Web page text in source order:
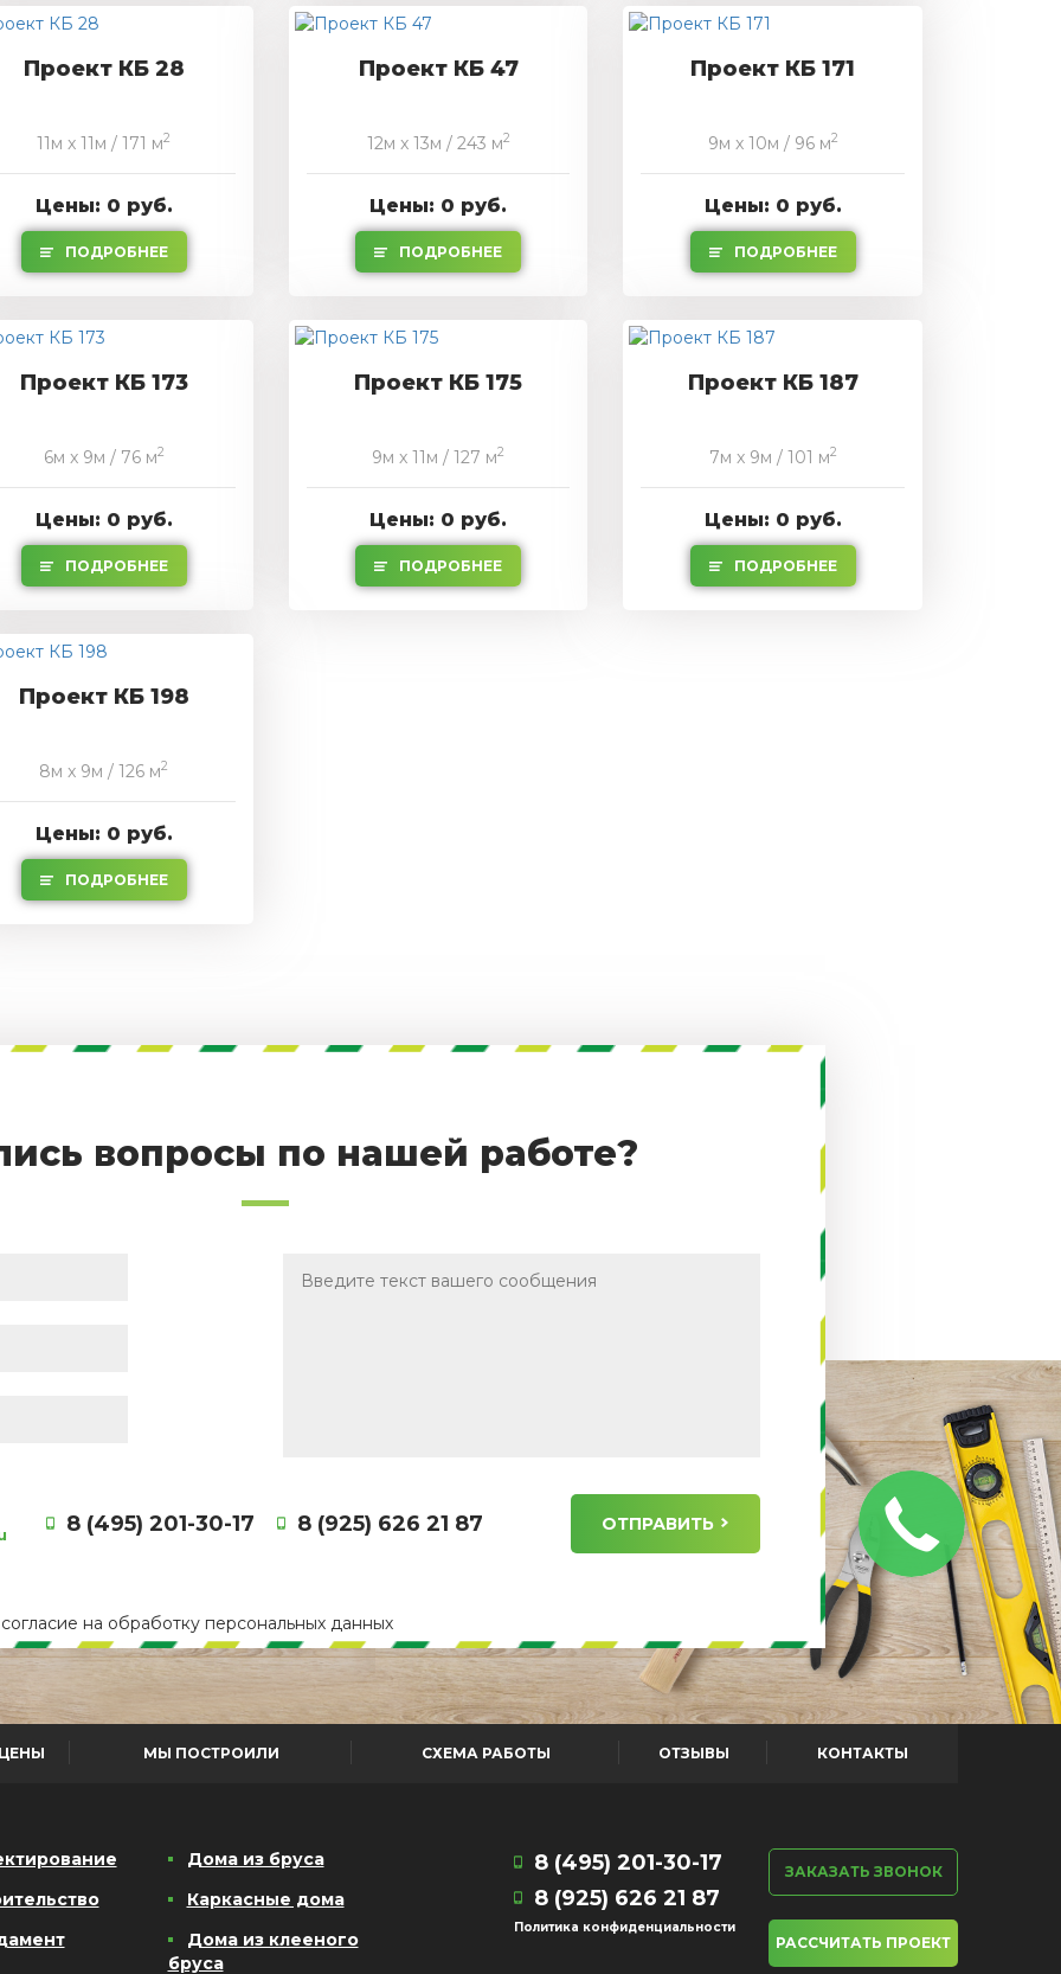
Проект КБ 28
11м x 11м / 171 м2
Цены: 0 руб.
ПОДРОБНЕЕ
Проект КБ 47
12м x 13м / 243 м2
Цены: 0 руб.
ПОДРОБНЕЕ
Проект КБ 171
9м x 10м / 96 м2
Цены: 0 руб.
ПОДРОБНЕЕ
Проект КБ 173
6м x 9м / 76 м2
Цены: 0 руб.
ПОДРОБНЕЕ
Проект КБ 175
9м x 11м / 127 м2
Цены: 0 руб.
ПОДРОБНЕЕ
Проект КБ 187
7м x 9м / 101 м2
Цены: 0 руб.
ПОДРОБНЕЕ
Проект КБ 198
8м x 9м / 126 м2
Цены: 0 руб.
ПОДРОБНЕЕ
вопросы по нашей работе?
8 (495) 201-30-17 8 (925) 626 21 87 ОТПРАВИТЬ
согласие на обработку персональных данных
МЫ ПОСТРОИЛИ СХЕМА РАБОТЫ ОТЗЫВЫ КОНТАКТЫ
Дома из бруса
Каркасные дома
Дома из клееного
бруса
8 (495) 201-30-17
8 (925) 626 21 87
Политика конфиденциальности
ЗАКАЗАТЬ ЗВОНОК
РАССЧИТАТЬ ПРОЕКТ